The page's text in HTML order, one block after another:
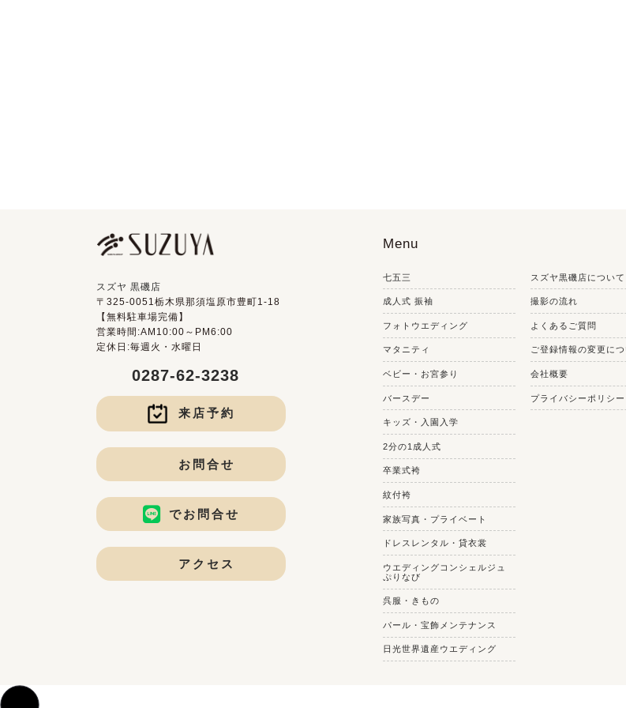
スズヤ 黒磯店
〒325-0051栃木県那須塩原市豊町1-18
【無料駐車場完備】
営業時間:AM10:00～PM6:00
定休日:毎週火・水曜日
0287-62-3238
来店予約
お問合せ
でお問合せ
アクセス
Menu
七五三
成人式 振袖
フォトウエディング
マタニティ
ベビー・お宮参り
バースデー
キッズ・入園入学
2分の1成人式
卒業式袴
紋付袴
家族写真・プライベート
ドレスレンタル・貸衣裳
ウエディングコンシェルジュ
ぷりなび
呉服・きもの
パール・宝飾メンテナンス
日光世界遺産ウエディング
スズヤ黒磯店について
撮影の流れ
よくあるご質問
ご登録情報の変更につ
会社概要
プライバシーポリシー